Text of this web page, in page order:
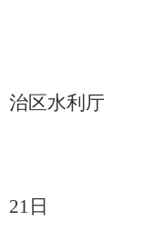
治区水利厅
21 日